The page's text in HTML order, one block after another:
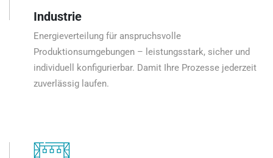
Industrie
Energieverteilung für anspruchsvolle
Produktionsumgebungen – leistungsstark, sicher und
individuell konfigurierbar. Damit Ihre Prozesse jederzeit
zuverlässig laufen.